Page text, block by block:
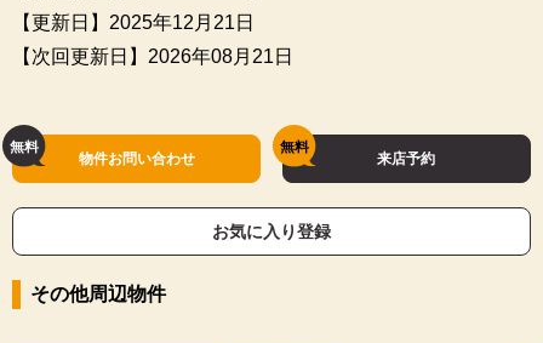
【更新日】2025年12月21日
【次回更新日】2026年08月21日
物件お問い合わせ 来店予約
お気に入り登録
その他周辺物件